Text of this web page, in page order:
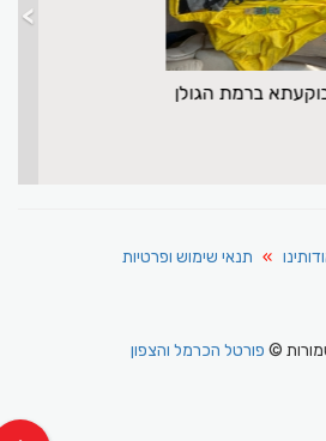
להצלת ראייה באתיופיה
>
תנאי שימוש ופרטיות
©פורטל הכרמל והצפון